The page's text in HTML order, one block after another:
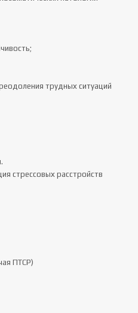
трудных ситуаций
стрессовых расстройств
ПТСР)